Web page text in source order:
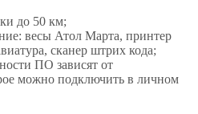
до 50 км;
весы Атол Марта, принтер
сканер штрих кода;
ПО зависят от
можно подключить в личном